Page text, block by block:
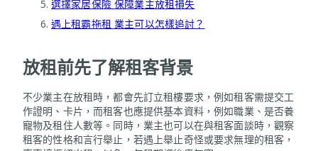
選擇家居保險 保障業主放租損失
遇上租霸拖租 業主可以怎樣追討？
放租前先了解租客背景
不少業主在放租時，都會先訂立租樓要求，例如租客需提交工
作證明、卡片，而租客也應提供基本資料，例如職業、是否養
寵物及租住人數等。同時，業主也可以在與租客面談時，觀察
租客的性格和言行舉止，若遇上舉止奇怪或要求無理的租客，